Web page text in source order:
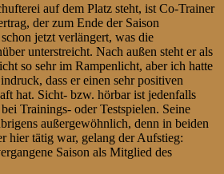
auf dem Platz steht, ist Co-Trainer
der zum Ende der Saison
jetzt verlängert, was die
unterstreicht. Nach außen steht er als
so sehr im Rampenlicht, aber ich hatte
dass er einen sehr positiven
hat. Sicht- bzw. hörbar ist jedenfalls
Trainings- oder Testspielen. Seine
außergewöhnlich, denn in beiden
hier tätig war, gelang der Aufstieg:
Saison als Mitglied des